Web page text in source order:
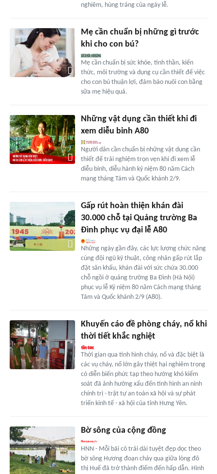
nghiêm, hùng tráng của ngày lễ.
Mẹ cần chuẩn bị những gì trước
khi cho con bú?
Mẹ cần chuẩn bị sức khỏe, tinh thần, kiến
thức, môi trường và dụng cụ cần thiết để việc
cho con bú thuận lợi, đảm bảo nuôi con bằng
sữa mẹ hiệu quả.
Những vật dụng cần thiết khi đi
xem diễu binh A80
Người dân cần chuẩn bị những vật dụng cần
thiết để trải nghiệm trọn vẹn khi đi xem lễ
diễu binh, diễu hành kỷ niệm 80 năm Cách
mạng tháng Tám và Quốc khánh 2/9.
Gấp rút hoàn thiện khán đài
30.000 chỗ tại Quảng trường Ba
Đình phục vụ đại lễ A80
Những ngày gần đây, các lực lượng chức năng
cùng đội ngũ kỹ thuật, công nhân gấp rút lắp
đặt sân khấu, khán đài với sức chứa 30.000
chỗ ngồi ở quảng trường Ba Đình (Hà Nội)
phục vụ lễ Kỷ niệm 80 năm Cách mạng tháng
Tám và Quốc khánh 2/9 (A80).
Khuyến cáo đề phòng cháy, nổ khi
thời tiết khắc nghiệt
Thời gian qua tình hình cháy, nổ và đặc biệt là
các vụ cháy, nổ lớn gây thiệt hại nghiêm trọng
có diễn biến phức tạp theo hướng khó kiểm
soát đã ảnh hưởng xấu đến tình hình an ninh
chính trị - trật tự an toàn xã hội và sự phát
triển kinh tế - xã hội của tỉnh Hưng Yên.
Bờ sông của cộng đồng
HNN - Mỗi bãi cỏ trải dài tuyệt đẹp dọc theo
bờ sông Hương đoạn chảy qua giữa lòng đô
thị Huế đã trở thành điểm đến hấp dẫn. Hình